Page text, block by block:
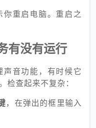
重启电脑。重启之
有没有运行
音功能，有时候它
检查起来不复杂：
，在弹出的框里输入